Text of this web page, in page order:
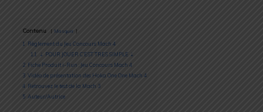
Contenu Masquer
1
Règlement du Jeu Concours Mach 4
1.1
⇣ POUR JOUER C’EST TRES SIMPLE ⇣
2 Fiche Produit i-Run : Jeu Concours Mach 4
3 Vidéo de présentation des Hoka One One Mach 4
4 Retrouvez le test de la Mach 3
5 Auteur/Autrice